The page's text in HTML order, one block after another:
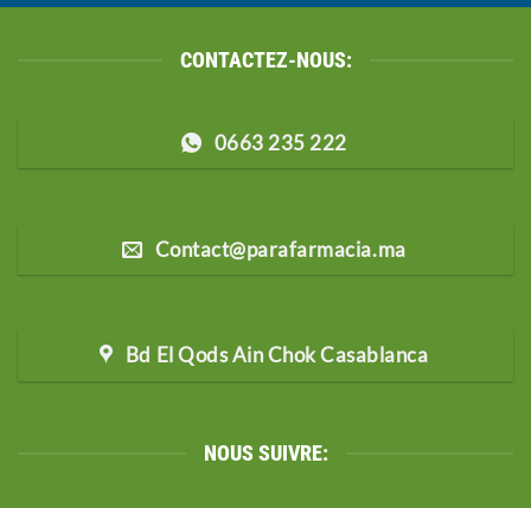
CONTACTEZ-NOUS:
0663 235 222
Contact@parafarmacia.ma
Bd El Qods Ain Chok Casablanca
NOUS SUIVRE: